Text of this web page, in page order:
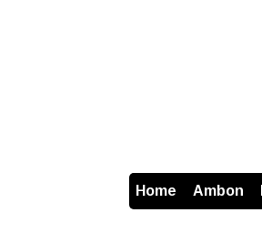
Home Ambon